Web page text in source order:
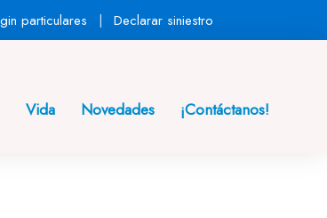
particulares Declarar siniestro
Vida Novedades ¡Contáctanos!